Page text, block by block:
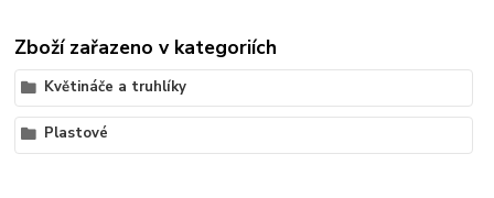
Zboží zařazeno v kategoriích
Květináče a truhlíky
Plastové